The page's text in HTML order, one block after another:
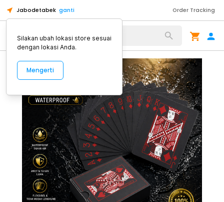
Jabodetabek ganti Order Tracking
Alat Kopi
Silakan ubah lokasi store sesuai
dengan lokasi Anda.
Mengerti